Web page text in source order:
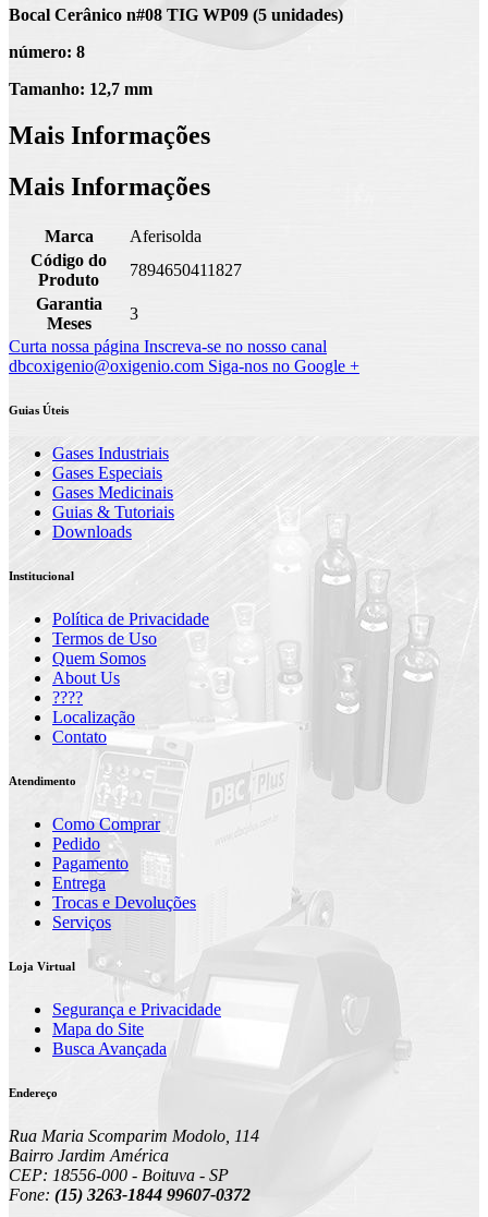
Bocal Cerânico n#08 TIG WP09 (5 unidades)
número: 8
Tamanho: 12,7 mm
Mais Informações
Mais Informações
Marca
Aferisolda
Código do
Produto
7894650411827
Garantia
Meses
3
Curta nossa página Inscreva-se no nosso canal
dbcoxigenio@oxigenio.com Siga-nos no Google +
Guias Úteis
Gases Industriais
Gases Especiais
Gases Medicinais
Guias & Tutoriais
Downloads
Institucional
Política de Privacidade
Termos de Uso
Quem Somos
About Us
????
Localização
Contato
Atendimento
Como Comprar
Pedido
Pagamento
Entrega
Trocas e Devoluções
Serviços
Loja Virtual
Segurança e Privacidade
Mapa do Site
Busca Avançada
Endereço
Rua Maria Scomparim Modolo, 114
Bairro Jardim América
CEP: 18556-000 - Boituva - SP
Fone: (15) 3263-1844 99607-0372